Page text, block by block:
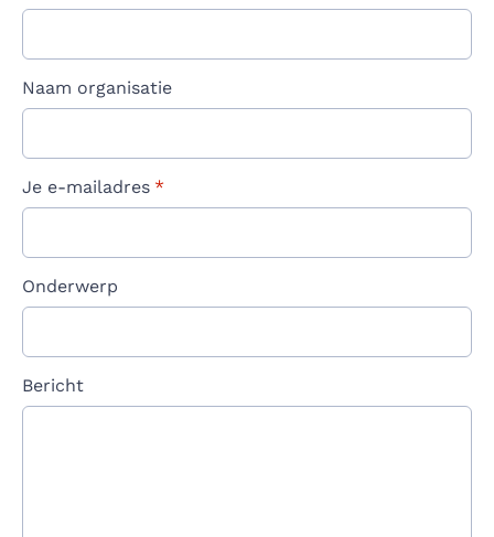
Naam organisatie
Je e-mailadres *
Onderwerp
Bericht